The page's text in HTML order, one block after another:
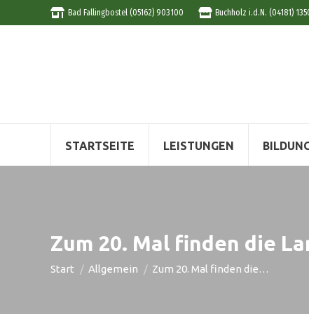
Bad Fallingbostel (05162) 903100 Buchholz i.d.N. (04181)
STARTSEITE LEISTUNGEN
Zum 20. Mal finden die
Sie befinden sich hier:
Start Allgemein Zum 20. Mal finden die…